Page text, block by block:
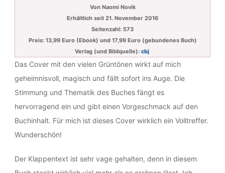
Von Naomi Novik
Erhältlich seit 21. November 2016
Seitenzahl: 573
Preis: 13,99 Euro (Ebook) und 17,99 Euro (gebundenes Buch)
Verlag (und Bildquelle): cbj
Das Cover mit den vielen Grüntönen wirkt auf mich
geheimnisvoll, magisch und fällt sofort ins Auge. Die
Stimmung und Thematik des Buches fängt es
hervorragend ein und gibt einen Vorgeschmack auf den
Buchinhalt. Für mich ist dieses Cover wirklich ein Volltreffer.
Wunderschön!
Der Klappentext ist sehr vage gehalten, denn in diesem